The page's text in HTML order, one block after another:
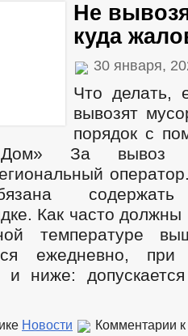
Не
куда
30 января,
Что делать,
вывозят
порядок с
Дом» За вывоз
Как часто должны
температуре
ежедневно, при
и ниже:
Новости Комментарии